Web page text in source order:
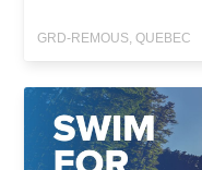
GRD-REMOUS, QUEBEC